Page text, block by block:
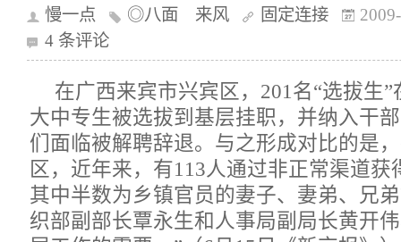
慢一点 ◎八面 来风 固定连接
4 条评论
在广西来宾市兴宾区，201名“选拔生
大中专生被选拔到基层挂职，并纳入干
们面临被解聘辞退。与之形成对比的是
区，近年来，有113人通过非正常渠道获
其中半数为乡镇官员的妻子、妻弟、兄
织部副部长覃永生和人事局副局长黄开